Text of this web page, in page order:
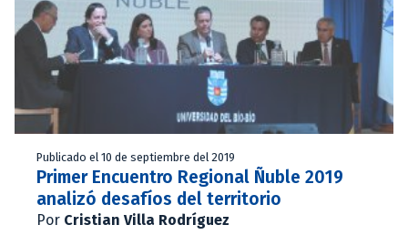
Publicado el 10 de septiembre del 2019
Primer Encuentro Regional Ñuble 2019
analizó desafíos del territorio
Por Cristian Villa Rodríguez